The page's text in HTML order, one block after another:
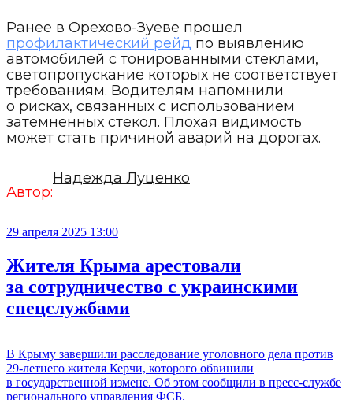
Ранее в Орехово-Зуеве прошел
профилактический рейд по выявлению
автомобилей с тонированными стеклами,
светопропускание которых не соответствует
требованиям. Водителям напомнили
о рисках, связанных с использованием
затемненных стекол. Плохая видимость
может стать причиной аварий на дорогах.
Автор:
Надежда Луценко
29 апреля 2025 13:00
Жителя Крыма арестовали
за сотрудничество с украинскими
спецслужбами
В Крыму завершили расследование уголовного дела против
29-летнего жителя Керчи, которого обвинили
в государственной измене. Об этом сообщили в пресс-службе
регионального управления ФСБ.